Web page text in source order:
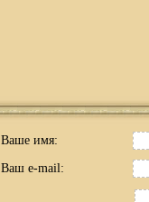
Ваше имя:
Ваш e-mail: